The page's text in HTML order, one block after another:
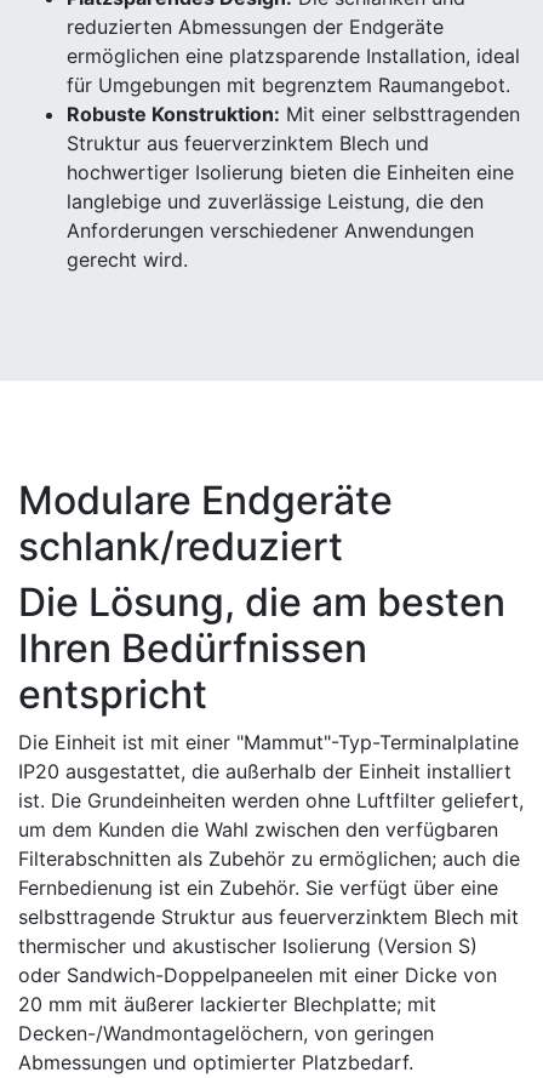
reduzierten Abmessungen der Endgeräte
ermöglichen eine platzsparende Installation, ideal
für Umgebungen mit begrenztem Raumangebot.
Robuste Konstruktion: Mit einer selbsttragenden
Struktur aus feuerverzinktem Blech und
hochwertiger Isolierung bieten die Einheiten eine
langlebige und zuverlässige Leistung, die den
Anforderungen verschiedener Anwendungen
gerecht wird.
Modulare Endgeräte
schlank/reduziert
Die Lösung, die am besten
Ihren Bedürfnissen
entspricht
Die Einheit ist mit einer "Mammut"-Typ-Terminalplatine
IP20 ausgestattet, die außerhalb der Einheit installiert
ist. Die Grundeinheiten werden ohne Luftfilter geliefert,
um dem Kunden die Wahl zwischen den verfügbaren
Filterabschnitten als Zubehör zu ermöglichen; auch die
Fernbedienung ist ein Zubehör. Sie verfügt über eine
selbsttragende Struktur aus feuerverzinktem Blech mit
thermischer und akustischer Isolierung (Version S)
oder Sandwich-Doppelpaneelen mit einer Dicke von
20 mm mit äußerer lackierter Blechplatte; mit
Decken-/Wandmontagelöchern, von geringen
Abmessungen und optimierter Platzbedarf.